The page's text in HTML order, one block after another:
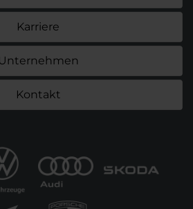
Karriere
Unternehmen
Kontakt